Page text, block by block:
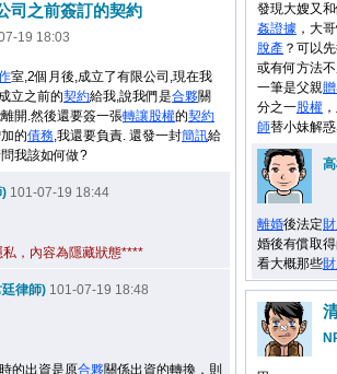
發現大嫂又
姦證據 ，大
脫產 ？可以
或有何方法
一筆是父親
分之一股權
師替小妹解
離婚後法定
婚後有償取
看大概那些
司之前簽訂的契約
19 18:03
室,2個月後,成立了有限公司,現在我
立之前的契約給我,說我們是合夥關
開.然後還要簽一張轉讓股權的契約
的債務,我還要負責. 還發一封簡訊給
我該如何做?
) 101-07-19 18:44
，內容為隱藏狀態****
律師) 101-07-19 18:48
的出資是原合夥關係出資的轉換，則